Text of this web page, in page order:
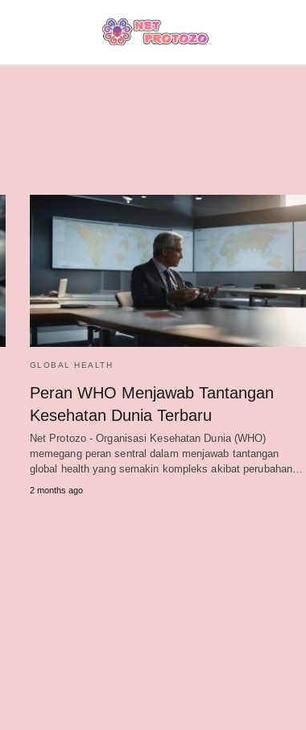
GLOBAL HEALTH
Peran WHO Menjawab Tantangan
Kesehatan Dunia Terbaru
Net Protozo - Organisasi Kesehatan Dunia (WHO)
memegang peran sentral dalam menjawab tantangan
global health yang semakin kompleks akibat perubahan…
2 months ago